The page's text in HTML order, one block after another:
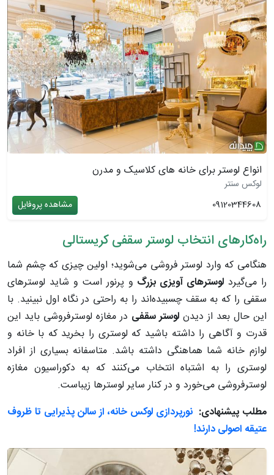
انواع لوستر برای خانه های کلاسیک و مدرن
لوکس سنتر
09120344608
مشاهده پروفایل
راه‌کارهای انتخاب لوستر سقفی کریستالی
هنگامی که وارد لوستر فروشی می‌شوید؛ اولین چیزی که چشم شما
را می‌گیرد لوسترهای آویزی بزرگ و پرنور است و شاید لوسترهای
سقفی را که به سقف چسبیده‌اند را به راحتی در نگاه اول نبینید. با
این حال بعد از دیدن لوستر سقفی در مغازه لوسترفروشی باید این
قدرت و آگاهی را داشته باشید که لوستری را بخرید که با خانه و
لوازم خانه شما هماهنگی داشته باشد. متاسفانه بسیاری از افراد
لوستری را به اشتباه انتخاب می‌کنند که به دکوراسیون مغازه
لوسترفروشی می‌خورد و در کنار سایر لوسترها زیباست.
مطلب پیشنهادی: نورپردازی لوکس خانه، از سالن پذیرایی تا ظروف
عتیقه اصولی دارند!